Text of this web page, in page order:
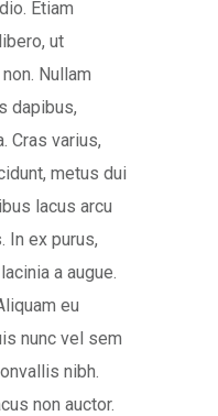
Etiam
ut
Nullam
dapibus,
Cras varius,
metus dui
lacus arcu
In ex purus,
a augue.
eu
nunc vel sem
nibh.
non auctor.